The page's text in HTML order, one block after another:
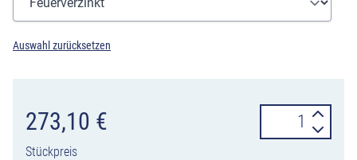
Auswahl zurücksetzen
273,10 €
Stückpreis
am